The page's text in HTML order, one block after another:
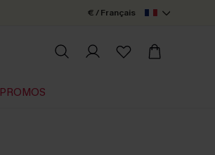
€ / Français
PROMOS